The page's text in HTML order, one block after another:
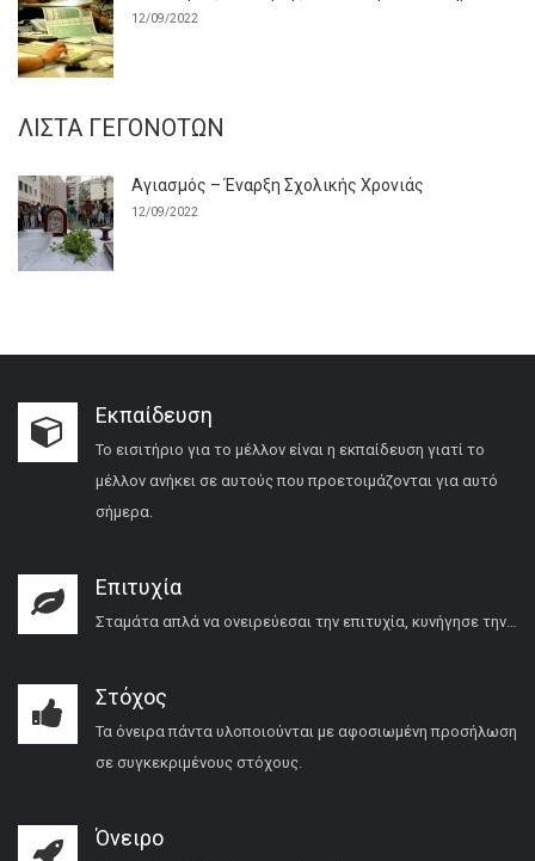
12/09/2022
ΛΊΣΤΑ ΓΕΓΟΝΌΤΩΝ
Αγιασμός – Έναρξη Σχολικής Χρονιάς
12/09/2022
Εκπαίδευση
Το εισιτήριο για το μέλλον είναι η εκπαίδευση γιατί το
μέλλον ανήκει σε αυτούς που προετοιμάζονται για αυτό
σήμερα.
Επιτυχία
Σταμάτα απλά να ονειρεύεσαι την επιτυχία, κυνήγησε την…
Στόχος
Τα όνειρα πάντα υλοποιούνται με αφοσιωμένη προσήλωση
σε συγκεκριμένους στόχους.
Όνειρο